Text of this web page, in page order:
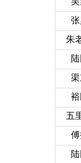
朱
五